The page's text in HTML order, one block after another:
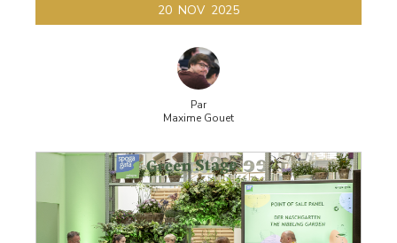
20 NOV 2025
Par
Maxime Gouet